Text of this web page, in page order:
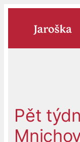
Pět